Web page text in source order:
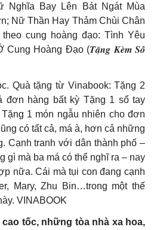
Nghĩa Bay Lên Bát Ngát Mùa
Nữ Thần Hay Thảm Chùi Chân
cung hoàng đạo: Tình Yêu
Cung Hoàng Đạo (𝑻𝒂̣̆𝒏𝒈 𝑲𝒆̀𝒎 𝑺𝒐̂̉
Quà tặng từ Vinabook: Tặng 2
đơn hàng bất kỳ Tặng 1 sổ tay
1 món ngẫu nhiên cho đơn
có tất cả, má à, hơn cả những
Cạnh tranh với dân thành phố –
gì mà ba má có thể nghĩ ra – nay
nữa. Cái mà tụi con đang cạnh
Mary, Zhu Bin…trong một thế
VINABOOK
tốc, những tòa nhà xa hoa,